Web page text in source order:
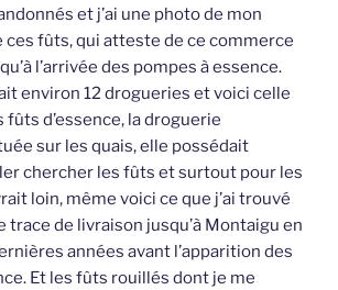
et j’ai une photo de mon
ces fûts, qui atteste de ce commerce
l’arrivée des pompes à essence.
environ 12 drogueries et voici celle
d’essence, la droguerie
sur les quais, elle possédait
chercher les fûts et surtout pour les
loin, même voici ce que j’ai trouvé
trace de livraison jusqu’à Montaigu en
années avant l’apparition des
Et les fûts rouillés dont je me